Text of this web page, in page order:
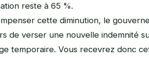
reste à 65 %.
cette diminution, le
de verser une nouvelle indemnité
temporaire. Vous recevrez donc